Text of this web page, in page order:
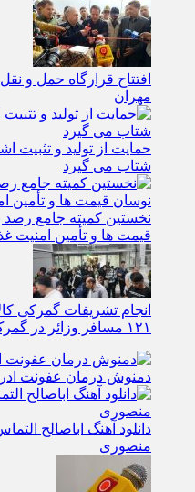
افتتاح قرارگاه حمل‌ و
مهران
حمایت از تولید و تثبیت
شتاب می‌ گیرد
نخستین کمیته جامع رصد
قیمت‌ ها و تأمین امنیت
۱۲۱ مسافر وزائر در گمرک مهران
دمنوش درمان عفونت
منصوری